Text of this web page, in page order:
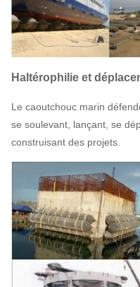
Haltérophilie et
Le caoutchouc marin
se soulevant, lançant, se
construisant des projets.